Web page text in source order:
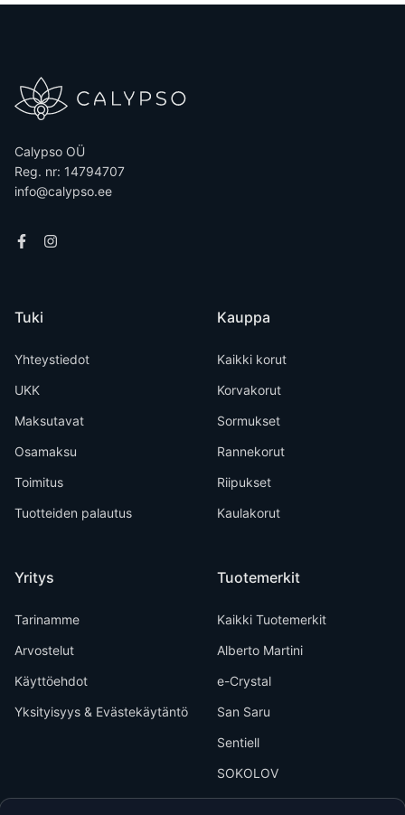
Calypso OÜ
Reg. nr: 14794707
info@calypso.ee
Tuki
Yhteystiedot
UKK
Maksutavat
Osamaksu
Toimitus
Tuotteiden palautus
Yritys
Tarinamme
Arvostelut
Käyttöehdot
Yksityisyys & Evästekäytäntö
Kauppa
Kaikki korut
Korvakorut
Sormukset
Rannekorut
Riipukset
Kaulakorut
Tuotemerkit
Kaikki Tuotemerkit
Alberto Martini
e-Crystal
San Saru
Sentiell
SOKOLOV